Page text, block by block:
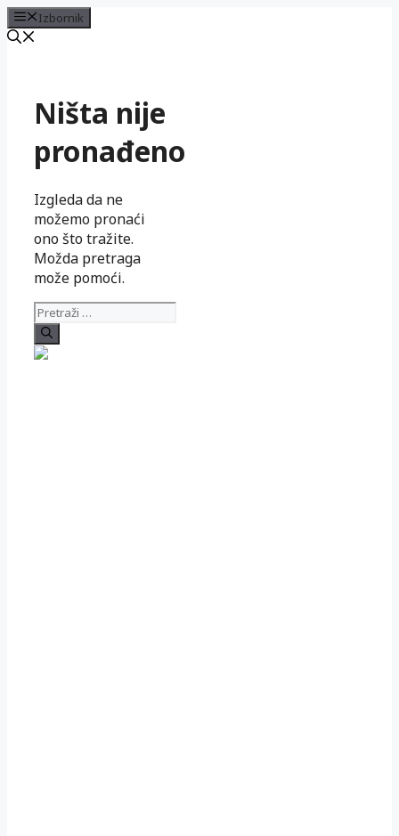
Izbornik
Ništa nije
pronađeno
Izgleda da ne
možemo pronaći
ono što tražite.
Možda pretraga
može pomoći.
Pretraži: